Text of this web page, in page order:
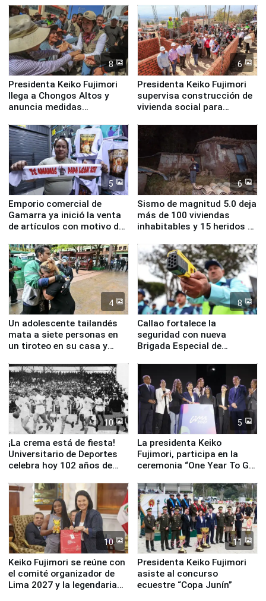
8
Presidenta Keiko Fujimori
llega a Chongos Altos y
anuncia medidas
educación, salud y empleo
6
Presidenta Keiko Fujimori
supervisa construcción de
vivienda social para
5
Emporio comercial de
Gamarra ya inició la venta
de artículos con motivo de
6
Sismo de magnitud 5.0 deja
más de 100 viviendas
inhabitables y 15 heridos en
4
Un adolescente tailandés
mata a siete personas en
un tiroteo en su casa y
8
Callao fortalece la
seguridad con nueva
Brigada Especial de
equipamiento para
Serenazgo
10
¡La crema está de fiesta!
Universitario de Deportes
celebra hoy 102 años de
5
La presidenta Keiko
Fujimori, participa en la
ceremonia “One Year To Go
10
Keiko Fujimori se reúne con
el comité organizador de
Lima 2027 y la legendaria
11
Presidenta Keiko Fujimori
asiste al concurso
ecuestre “Copa Junín”